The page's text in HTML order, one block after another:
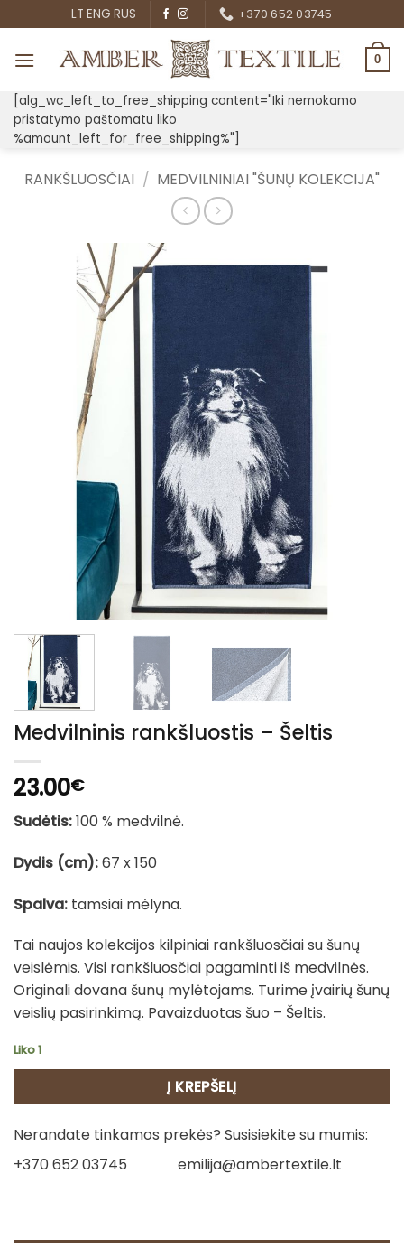
to
content
LT ENG RUS +370 652 03745
0
[alg_wc_left_to_free_shipping content="Iki nemokamo
pristatymo paštomatu liko
%amount_left_for_free_shipping%"]
RANKŠLUOSČIAI / MEDVILNINIAI "ŠUNŲ KOLEKCIJA"
Medvilninis rankšluostis – Šeltis
23.00€
Sudėtis:100 % medvilnė.
Dydis (cm):67 x 150
Spalva: tamsiai mėlyna.
Tai naujos kolekcijos kilpiniai rankšluosčiai su šunų
veislėmis. Visi rankšluosčiai pagaminti iš medvilnės.
Originali dovana šunų mylėtojams. Turime įvairių šunų
veislių pasirinkimą. Pavaizduotas šuo – Šeltis.
Liko 1
Į KREPŠELĮ
Nerandate tinkamos prekės? Susisiekite su mumis:
+370 652 03745
emilija@ambertextile.lt